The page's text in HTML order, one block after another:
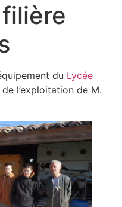
du Lycée
de l’exploitation de M.